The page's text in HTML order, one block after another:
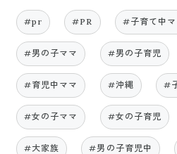
#pr #PR #子育て中マ
#男の子ママ #男の子育児
#育児中ママ #沖縄 #
#女の子ママ #女の子育児
#大家族 #男の子育児中